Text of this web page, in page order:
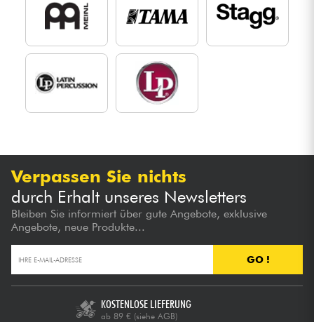
Verpassen Sie nichts
durch Erhalt unseres Newsletters
Bleiben Sie informiert über gute Angebote, exklusive
Angebote, neue Produkte...
GO !
KOSTENLOSE LIEFERUNG
ab 89 € (siehe AGB)